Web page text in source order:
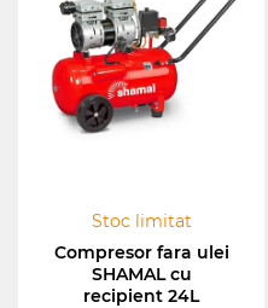
Stoc limitat
Compresor fara ulei
SHAMAL cu
recipient 24L